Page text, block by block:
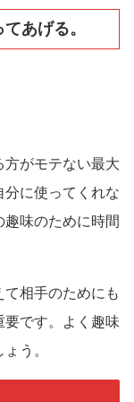
あげる。
がモテない最大
に使ってくれな
味のために時間
相手のためにも
要です。よく趣味
う。